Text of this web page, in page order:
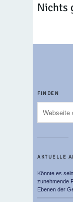
Nichts
FINDEN
AKTUELLE
Könnte es
zunehmende
Ebenen der